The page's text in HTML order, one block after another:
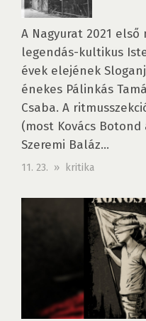
A Nagyurat 2021
legendás-kultikus
évek elejének
énekes Pálinkás
Csaba. A
(most Kovács Botond
Szeremi Baláz...
11. 23. » kritika